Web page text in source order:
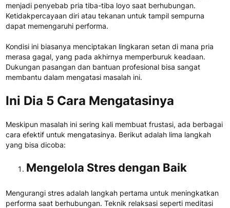
menjadi penyebab pria tiba-tiba loyo saat berhubungan.
Ketidakpercayaan diri atau tekanan untuk tampil sempurna
dapat memengaruhi performa.
Kondisi ini biasanya menciptakan lingkaran setan di mana pria
merasa gagal, yang pada akhirnya memperburuk keadaan.
Dukungan pasangan dan bantuan profesional bisa sangat
membantu dalam mengatasi masalah ini.
Ini Dia 5 Cara Mengatasinya
Meskipun masalah ini sering kali membuat frustasi, ada berbagai
cara efektif untuk mengatasinya. Berikut adalah lima langkah
yang bisa dicoba:
Mengelola Stres dengan Baik
Mengurangi stres adalah langkah pertama untuk meningkatkan
performa saat berhubungan. Teknik relaksasi seperti meditasi